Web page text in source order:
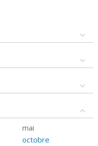
mai
octobre